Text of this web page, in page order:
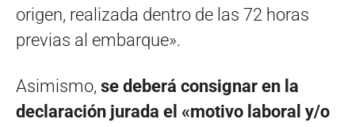
origen, realizada dentro de las 72 horas
previas al embarque».
Asimismo, se deberá consignar en la
declaración jurada el «motivo laboral y/o